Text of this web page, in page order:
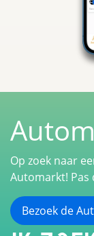
Op zoek naar
Automarkt! Pas
Bezoek de